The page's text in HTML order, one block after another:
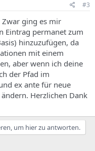
#3
Zwar ging es mir
Eintrag permanet zum
hinzuzufügen, da
mit einem
aber wenn ich deine
der Pfad im
ex ante für neue
Herzlichen Dank
um hier zu antworten.